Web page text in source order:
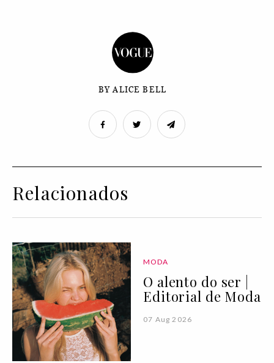
BY ALICE BELL
Relacionados
MODA
O alento do ser |
Editorial de Moda
07 Aug 2026